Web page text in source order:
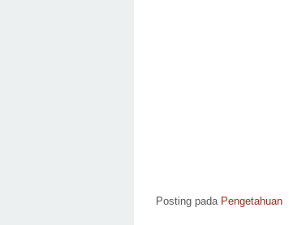
Posting pada Pengetahuan